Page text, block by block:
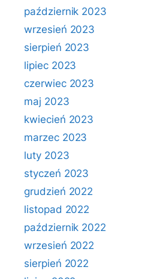
październik 2023
wrzesień 2023
sierpień 2023
lipiec 2023
czerwiec 2023
maj 2023
kwiecień 2023
marzec 2023
luty 2023
styczeń 2023
grudzień 2022
listopad 2022
październik 2022
wrzesień 2022
sierpień 2022